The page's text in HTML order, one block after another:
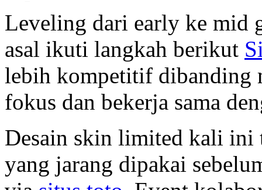
Leveling dari early ke mid
asal ikuti langkah berikut
lebih kompetitif dibanding
fokus dan bekerja sama
Desain skin limited kali ini
yang jarang dipakai